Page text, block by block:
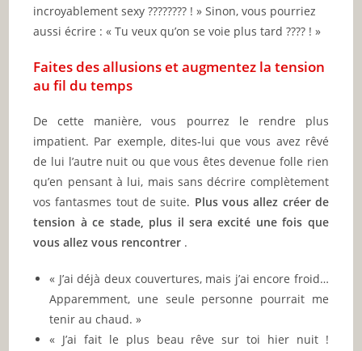
incroyablement sexy ???????? ! » Sinon, vous pourriez
aussi écrire : « Tu veux qu’on se voie plus tard ???? ! »
Faites des allusions et augmentez la tension
au fil du temps
De cette manière, vous pourrez le rendre plus
impatient. Par exemple, dites-lui que vous avez rêvé
de lui l’autre nuit ou que vous êtes devenue folle rien
qu’en pensant à lui, mais sans décrire complètement
vos fantasmes tout de suite. Plus vous allez créer de
tension à ce stade, plus il sera excité une fois que
vous allez vous rencontrer .
« J’ai déjà deux couvertures, mais j’ai encore froid…
Apparemment, une seule personne pourrait me
tenir au chaud. »
« J’ai fait le plus beau rêve sur toi hier nuit !